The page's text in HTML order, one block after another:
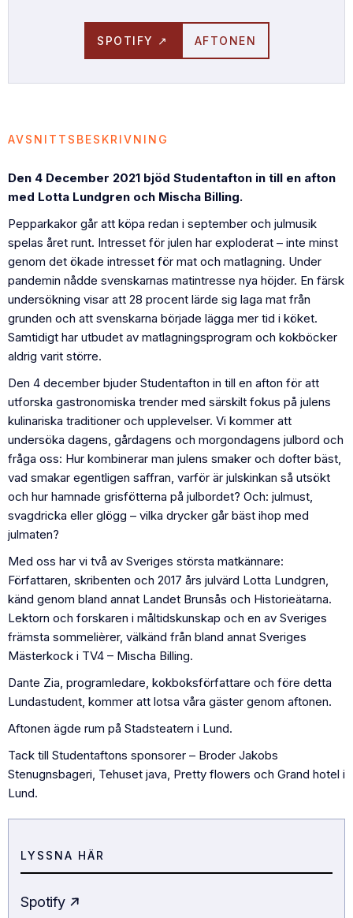
SPOTIFY ↗ AFTONEN
AVSNITTSBESKRIVNING
Den 4 December 2021 bjöd Studentafton in till en afton
med Lotta Lundgren och Mischa Billing.
Pepparkakor går att köpa redan i september och julmusik
spelas året runt. Intresset för julen har exploderat – inte minst
genom det ökade intresset för mat och matlagning. Under
pandemin nådde svenskarnas matintresse nya höjder. En färsk
undersökning visar att ​​28 procent lärde sig laga mat från
grunden och att svenskarna började lägga mer tid i köket.
Samtidigt har utbudet av matlagningsprogram och kokböcker
aldrig varit större.
Den 4 december bjuder Studentafton in till en afton för att
utforska gastronomiska trender med särskilt fokus på julens
kulinariska traditioner och upplevelser. Vi kommer att
undersöka dagens, gårdagens och morgondagens julbord och
fråga oss: Hur kombinerar man julens smaker och dofter bäst,
vad smakar egentligen saffran, varför är julskinkan så utsökt
och hur hamnade grisfötterna på julbordet? Och: julmust,
svagdricka eller glögg – vilka drycker går bäst ihop med
julmaten?
Med oss har vi två av Sveriges största matkännare:
Författaren, skribenten och 2017 års julvärd Lotta Lundgren,
känd genom bland annat Landet Brunsås och Historieätarna.
Lektorn och forskaren i måltidskunskap och en av Sveriges
främsta sommelièrer, välkänd från bland annat Sveriges
Mästerkock i TV4 – Mischa Billing.
Dante Zia, programledare, kokboksförfattare och före detta
Lundastudent, kommer att lotsa våra gäster genom aftonen.
Aftonen ägde rum på Stadsteatern i Lund.
Tack till Studentaftons sponsorer – Broder Jakobs
Stenugnsbageri, Tehuset java, Pretty flowers och Grand hotel i
Lund.
LYSSNA HÄR
Spotify